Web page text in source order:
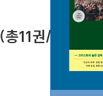
11권/미완결)